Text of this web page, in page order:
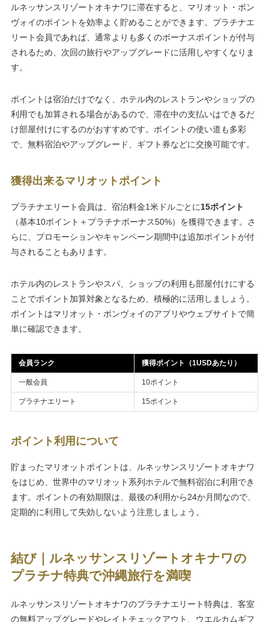
ルネッサンスリゾートオキナワに滞在すると、マリオット・ボン
ヴォイのポイントを効率よく貯めることができます。プラチナエ
リート会員であれば、通常よりも多くのボーナスポイントが付与
されるため、次回の旅行やアップグレードに活用しやすくなりま
す。
ポイントは宿泊だけでなく、ホテル内のレストランやショップの
利用でも加算される場合があるので、滞在中の支払いはできるだ
け部屋付けにするのがおすすめです。ポイントの使い道も多彩
で、無料宿泊やアップグレード、ギフト券などに交換可能です。
獲得出来るマリオットポイント
プラチナエリート会員は、宿泊料金1米ドルごとに15ポイント
（基本10ポイント＋プラチナボーナス50%）を獲得できます。さ
らに、プロモーションやキャンペーン期間中は追加ポイントが付
与されることもあります。
ホテル内のレストランやスパ、ショップの利用も部屋付けにする
ことでポイント加算対象となるため、積極的に活用しましょう。
ポイントはマリオット・ボンヴォイのアプリやウェブサイトで簡
単に確認できます。
会員ランク 獲得ポイント（1USDあたり）
一般会員 10ポイント
プラチナエリート 15ポイント
ポイント利用について
貯まったマリオットポイントは、ルネッサンスリゾートオキナワ
をはじめ、世界中のマリオット系列ホテルで無料宿泊に利用でき
ます。ポイントの有効期限は、最後の利用から24か月間なので、
定期的に利用して失効しないよう注意しましょう。
結び｜ルネッサンスリゾートオキナワの
プラチナ特典で沖縄旅行を満喫
ルネッサンスリゾートオキナワのプラチナエリート特典は、客室
の無料アップグレードやレイトチェックアウト、ウエルカムギフ